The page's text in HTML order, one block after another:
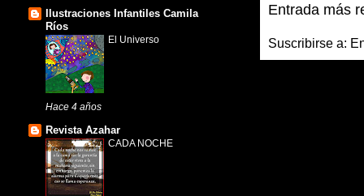
Entrada más
Suscribirse a:
Ilustraciones Infantiles Camila
Ríos
El Universo
Hace 4 años
Revista Azahar
CADA NOCHE